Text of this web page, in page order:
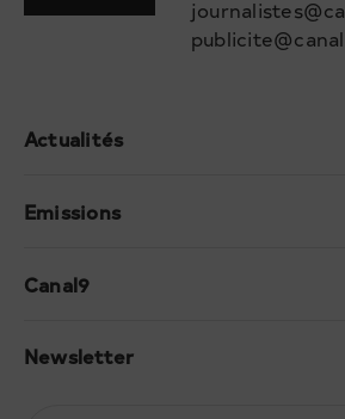
Actualités
Emissions
Canal9
Newsletter